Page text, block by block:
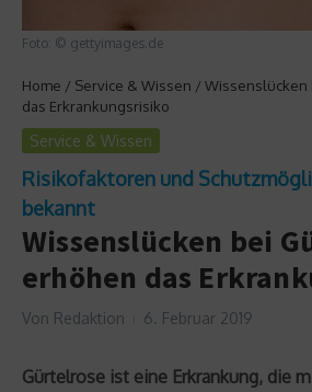
Foto: © gettyimages.de
Home / Service & Wissen / Wissenslücken
das Erkrankungsrisiko
Service & Wissen
Risikofaktoren und
bekannt
Wissenslücken bei
erhöhen das
Von Redaktion 6. Februar 2019
Gürtelrose ist eine Erkrankung, die